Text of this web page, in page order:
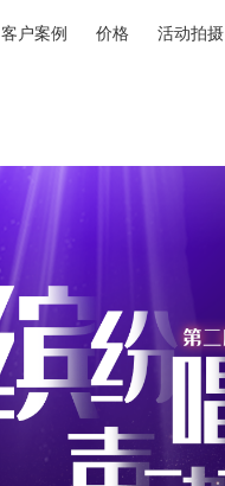
客户案例 价格 活动拍摄